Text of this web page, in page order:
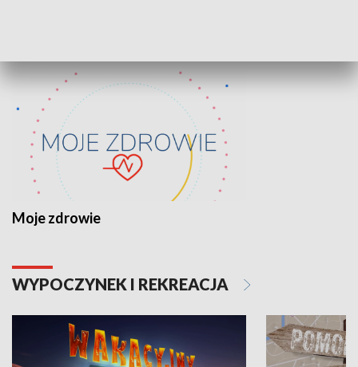
Moje zdrowie
WYPOCZYNEK I REKREACJA